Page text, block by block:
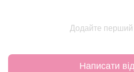
Додайте перший
Написати